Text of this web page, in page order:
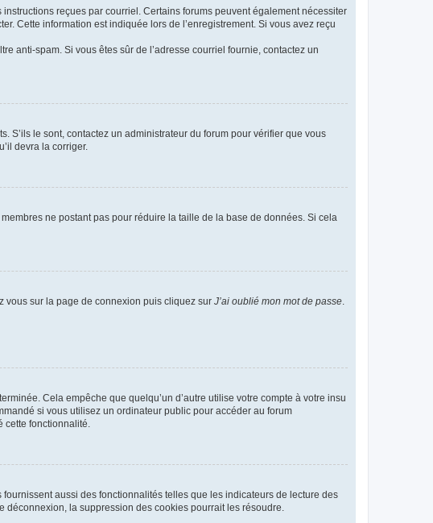
reçues par courriel. Certains forums peuvent également nécessiter
Cette information est indiquée lors de l’enregistrement. Si vous avez reçu
anti-spam. Si vous êtes sûr de l’adresse courriel fournie, contactez un
S’ils le sont, contactez un administrateur du forum pour vérifier que vous
devra la corriger.
ne postant pas pour réduire la taille de la base de données. Si cela
vous sur la page de connexion puis cliquez sur J’ai oublié mon mot de passe
Cela empêche que quelqu’un d’autre utilise votre compte à votre insu
si vous utilisez un ordinateur public pour accéder au forum
fonctionnalité.
aussi des fonctionnalités telles que les indicateurs de lecture des
la suppression des cookies pourrait les résoudre.